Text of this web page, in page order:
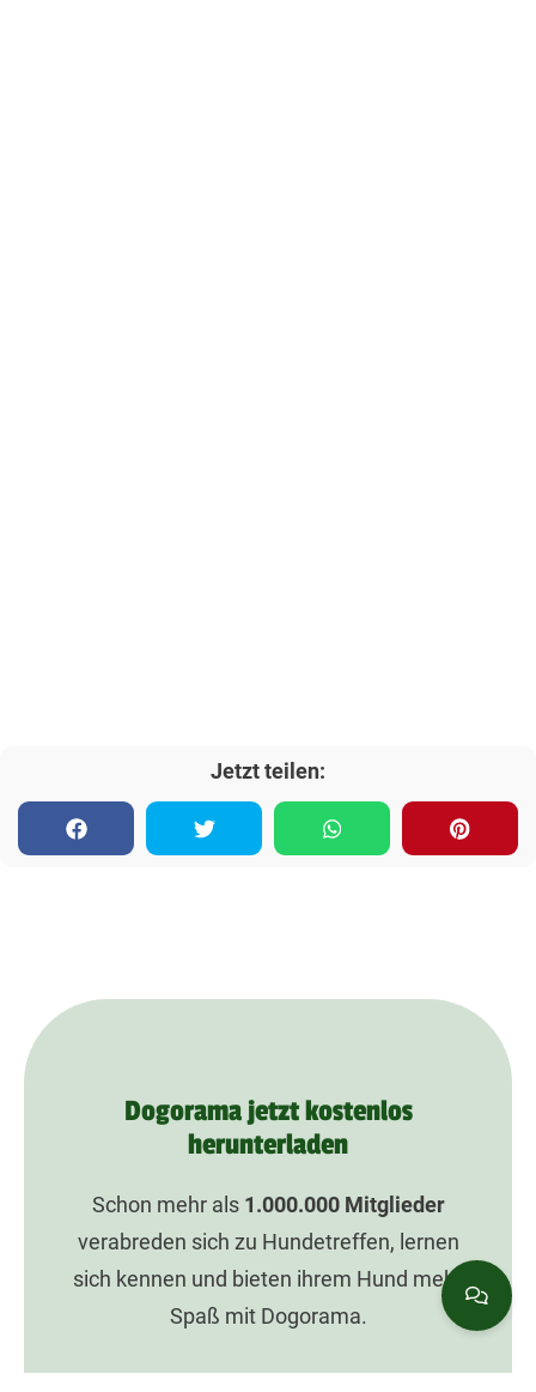
Jetzt teilen:
Dogorama jetzt kostenlos
herunterladen
Schon mehr als 1.000.000Mitglieder
verabreden sich zu Hundetreffen, lernen
sich kennen und bieten ihrem Hund mehr
Spaß mit Dogorama.